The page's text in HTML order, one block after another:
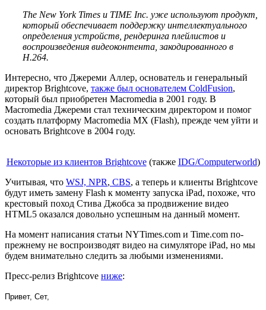
The New York Times и TIME Inc. уже используют продукт,
который обеспечивает поддержку интеллектуального
определения устройств, рендеринга плейлистов и
воспроизведения видеоконтента, закодированного в
H.264.
Интересно, что Джереми Аллер, основатель и генеральный
директор Brightcove, также был основателем ColdFusion,
который был приобретен Macromedia в 2001 году. В
Macromedia Джереми стал техническим директором и помог
создать платформу Macromedia MX (Flash), прежде чем уйти и
основать Brightcove в 2004 году.
Некоторые из клиентов Brightcove(также IDG/Computerworld)
Учитывая, что WSJ, NPR, CBS, а теперь и клиенты Brightcove
будут иметь замену Flash к моменту запуска iPad, похоже, что
крестовый поход Стива Джобса за продвижение видео
HTML5 оказался довольно успешным на данный момент.
На момент написания статьи NYTimes.com и Time.com по-
прежнему не воспроизводят видео на симуляторе iPad, но мы
будем внимательно следить за любыми изменениями.
Пресс-релиз Brightcove ниже:
Привет, Сет,